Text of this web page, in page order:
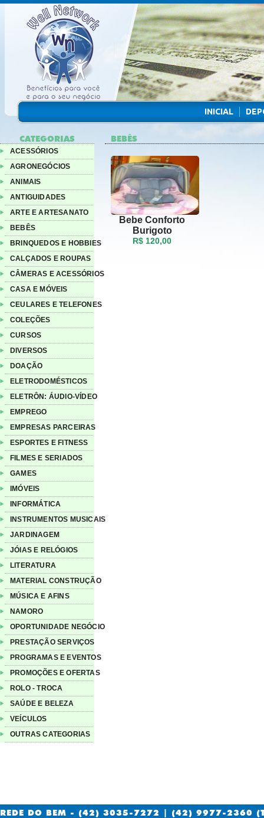
INICIAL
CATEGORIAS
ACESSÓRIOS
AGRONEGÓCIOS
ANIMAIS
ANTIGUIDADES
ARTE E ARTESANATO
BEBÊS
BRINQUEDOS E HOBBIES
CALÇADOS E ROUPAS
CÂMERAS E ACESSÓRIOS
CASA E MÓVEIS
CEULARES E TELEFONES
COLEÇÕES
CURSOS
DIVERSOS
DOAÇÃO
ELETRODOMÉSTICOS
ELETRÔN: ÁUDIO-VÍDEO
EMPREGO
EMPRESAS PARCEIRAS
ESPORTES E FITNESS
FILMES E SERIADOS
GAMES
IMÓVEIS
INFORMÁTICA
INSTRUMENTOS MUSICAIS
JARDINAGEM
JÓIAS E RELÓGIOS
LITERATURA
MATERIAL CONSTRUÇÃO
MÚSICA E AFINS
NAMORO
OPORTUNIDADE NEGÓCIO
PRESTAÇÃO SERVIÇOS
PROGRAMAS E EVENTOS
PROMOÇÕES E OFERTAS
ROLO - TROCA
SAÚDE E BELEZA
VEÍCULOS
OUTRAS CATEGORIAS
BEBÊS
Bebe Conforto
Burigoto
R$ 120,00
REDE DO BEM - (42) 3035-7272 | (42) 9977-2360